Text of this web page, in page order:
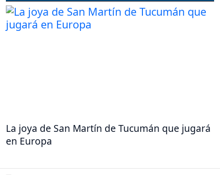
La joya de San Martín de Tucumán que jugará
en Europa